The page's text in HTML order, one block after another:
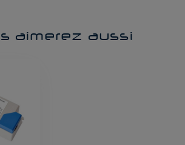
aimerez aussi